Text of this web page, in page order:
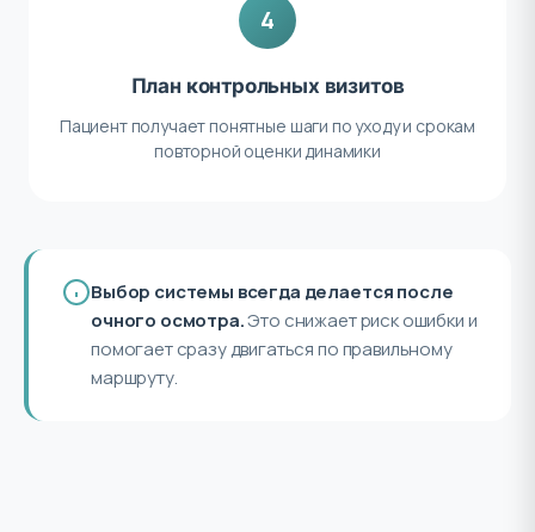
4
План контрольных визитов
Пациент получает понятные шаги по уходу и срокам
повторной оценки динамики
Выбор системы всегда делается после
очного осмотра.Это снижает риск ошибки и
помогает сразу двигаться по правильному
маршруту.